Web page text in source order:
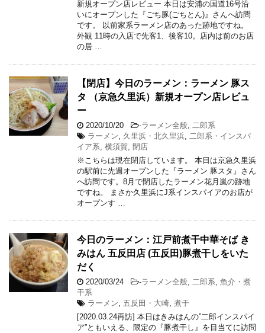
新規オープン店レビュー 本日は安浦の国道16号沿
いにオープンした『ごち豚(ごちとん)』さんへ訪問
です。 以前家系ラーメン店のあった跡地ですね。
外観 11時の入店で先客1、後客10。店内は前のお店
の居 …
【閉店】今日のラーメン：ラーメン 豚ス
タ （京急久里浜）新規オープン店レビュ
ー
2020/10/20 -ラーメン全般, 二郎系
ラーメン, 久里浜・北久里浜, 二郎系・インスパ
イア系, 横須賀, 閉店
※こちらは現在閉店しています。 本日は京急久里浜
の駅前に先週オープンした『ラーメン 豚スタ』さん
へ訪問です。8月で閉店したラーメン花月嵐の跡地
ですね。 まさか久里浜にJ系インスパイアのお店が
オープンす …
今日のラーメン：江戸前煮干中華そば き
みはん 五反田店 (五反田)豚煮干しをいた
だく
2020/03/24 -ラーメン全般, 二郎系, 魚介・煮
干系
ラーメン, 五反田・大崎, 煮干
[2020.03.24再訪] 本日はきみはんの”二郎インスパイ
ア”ともいえる、限定の『豚煮干し』を目当てに訪問